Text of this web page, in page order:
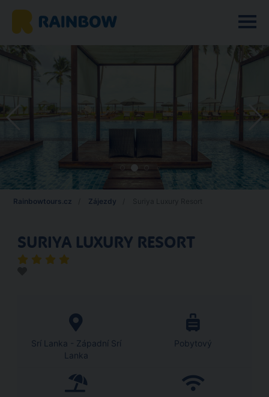
Rainbowtours.cz Zájezdy
SURIYA LUXURY RESORT
Srí Lanka - Západní Srí
Lanka
Pobytový